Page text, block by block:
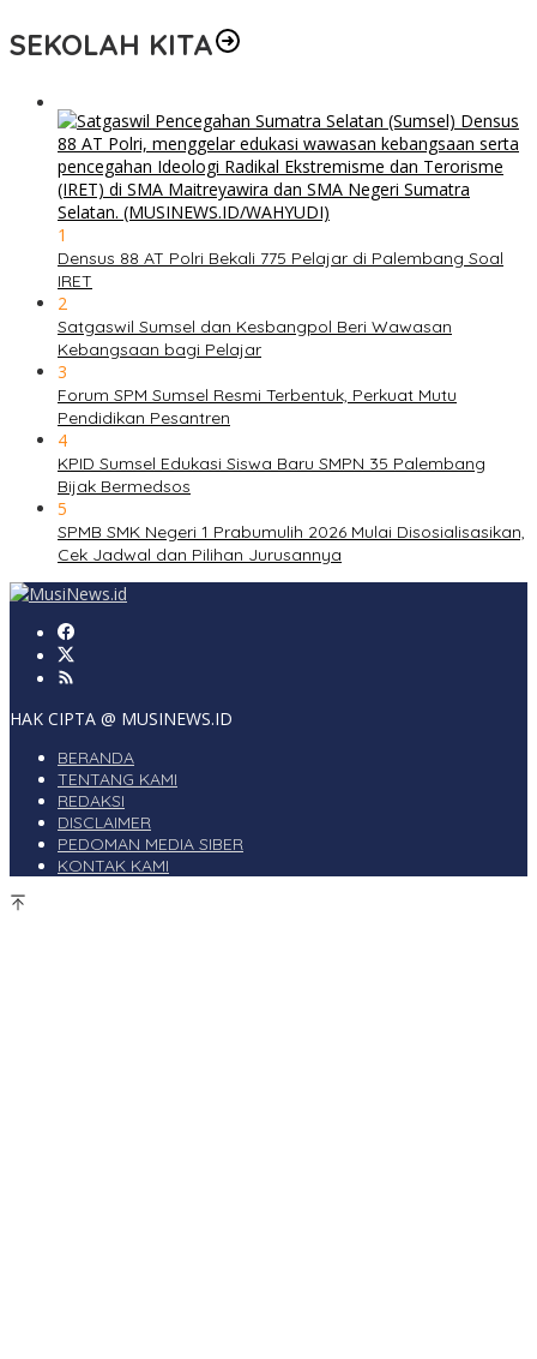
SEKOLAH KITA
1
Densus 88 AT Polri Bekali 775 Pelajar di Palembang Soal
IRET
2
Satgaswil Sumsel dan Kesbangpol Beri Wawasan
Kebangsaan bagi Pelajar
3
Forum SPM Sumsel Resmi Terbentuk, Perkuat Mutu
Pendidikan Pesantren
4
KPID Sumsel Edukasi Siswa Baru SMPN 35 Palembang
Bijak Bermedsos
5
SPMB SMK Negeri 1 Prabumulih 2026 Mulai Disosialisasikan,
Cek Jadwal dan Pilihan Jurusannya
HAK CIPTA @ MUSINEWS.ID
BERANDA
TENTANG KAMI
REDAKSI
DISCLAIMER
PEDOMAN MEDIA SIBER
KONTAK KAMI